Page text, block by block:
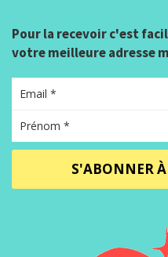
Pour la recevoir c'est
votre meilleure adresse
S'ABONNER